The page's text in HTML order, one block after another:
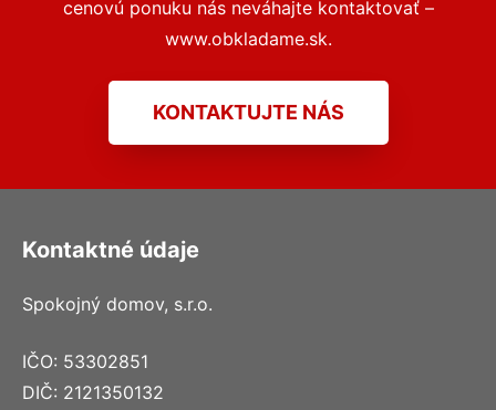
cenovú ponuku nás neváhajte kontaktovať –
www.obkladame.sk.
KONTAKTUJTE NÁS
Kontaktné údaje
Spokojný domov, s.r.o.
IČO: 53302851
DIČ: 2121350132